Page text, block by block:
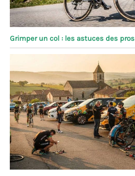
Grimper un col : les astuces des pros